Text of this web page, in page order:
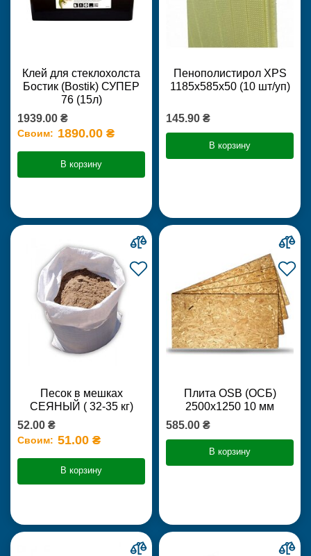
Клей для стеклохолста
Бостик (Bostik) СУПЕР
76 (15л)
1939.00 ₴
Своим: 1890.00 ₴
В корзину
Пенополистирол XPS
1185х585х50 (10 шт/уп)
145.90 ₴
В корзину
Песок в мешках
СЕЯНЫЙ ( 32-35 кг)
52.00 ₴
Своим: 51.00 ₴
В корзину
Плита OSB (ОСБ)
2500х1250 10 мм
585.00 ₴
В корзину